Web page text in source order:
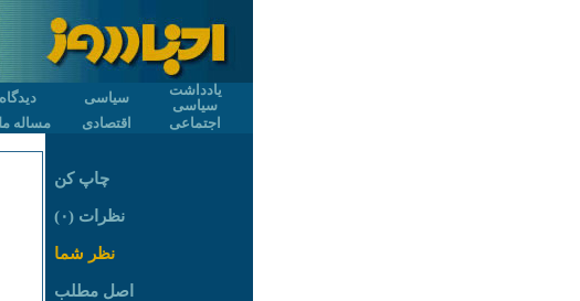
یادداشت
سیاسی
سیاسی دیدگاه
اجتماعی
اقتصادی مساله
چاپ کن
نظرات (۰)
نظر شما
اصل مطلب